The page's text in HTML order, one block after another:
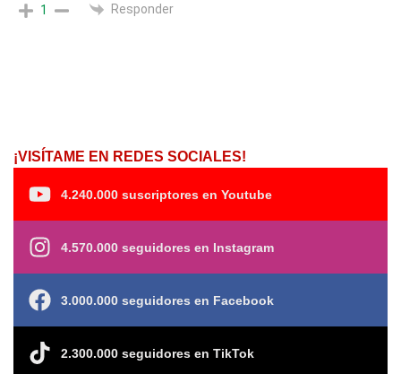
1 Responder
¡VISÍTAME EN REDES SOCIALES!
4.240.000 suscriptores en Youtube
4.570.000 seguidores en Instagram
3.000.000 seguidores en Facebook
2.300.000 seguidores en TikTok